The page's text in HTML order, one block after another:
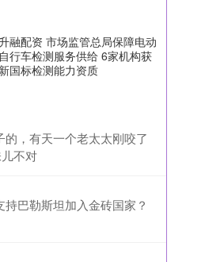
融配资 市场监管总局保障电动
自行车检测服务供给 6家机构获
新国标检测能力资质
，有天一个老太太刚咬了
不对
巴勒斯坦加入金砖国家？